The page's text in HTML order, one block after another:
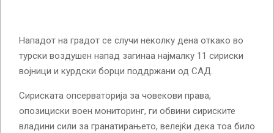
Нападот на градот се случи неколку дена откако во
турски воздушен напад загинаа најмалку 11 сириски
војници и курдски борци поддржани од САД.
Сириската опсерваторија за човекови права,
опозициски воен мониторинг, ги обвини сириските
владини сили за гранатирањето, велејќи дека тоа било